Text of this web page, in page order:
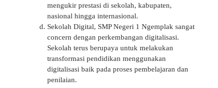
mengukir prestasi di sekolah, kabupaten,
nasional hingga internasional.
Sekolah Digital, SMP Negeri 1 Ngemplak sangat
concern dengan perkembangan digitalisasi.
Sekolah terus berupaya untuk melakukan
transformasi pendidikan menggunakan
digitalisasi baik pada proses pembelajaran dan
penilaian.